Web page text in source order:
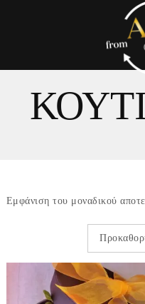
Εμφάνιση του μοναδικού